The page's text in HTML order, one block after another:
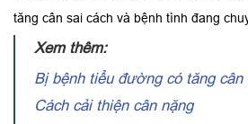
tăng cân sai cách và bệnh tình đang
Xem thêm:
Bị bệnh tiểu đường có tăng
Cách cải thiện cân nặng